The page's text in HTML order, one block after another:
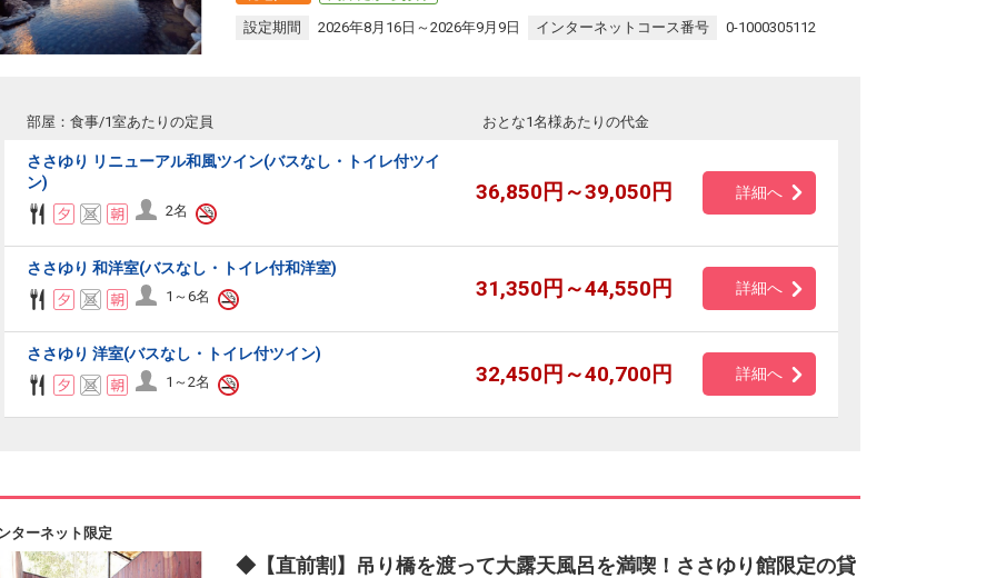
設定期間
2026年8月16日～2026年9月9日 インターネットコース番号 0-1000305112
部屋：食事/1室あたりの定員 おとな1名様あたりの代金
ささゆり リニューアル和風ツイン(バスなし・トイレ付ツイ
ン)
2名
36,850円～39,050円 詳細へ
ささゆり 和洋室(バスなし・トイレ付和洋室)
1～6名 31,350円～44,550円 詳細へ
ささゆり 洋室(バスなし・トイレ付ツイン)
1～2名 32,450円～40,700円 詳細へ
ターネット限定
◆【直前割】吊り橋を渡って大露天風呂を満喫！ささゆり館限定の貸